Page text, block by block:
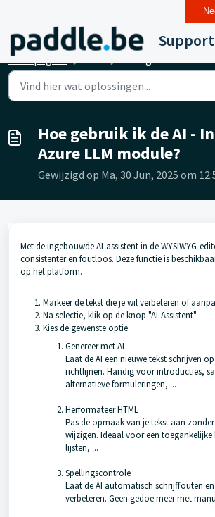
Doorgaan naar hoofdinhoud
Startpagina
Hoe gebruik ik de AI -
Azure LLM module?
Gewijzigd op Ma, 30 Jun, 2025 om
Met de ingebouwde AI-assistent in de WYSIWYG-
consistenter en foutloos. Deze functie is
op het platform.
Markeer de tekst die je wil verbeteren of
Na selectie, klik op de knop "AI-Assistent"
Kies de gewenste optie
Genereer met AI
Laat de AI een nieuwe tekst schrijven
richtlijnen. Handig voor introducties,
alternatieve formuleringen, ...
Herformateer HTML
Pas de opmaak van je tekst aan
wijzigen. Ideaal voor een
lijsten, ...
Spellingscontrole
Laat de AI automatisch schrijffouten
verbeteren. Geen gedoe meer met